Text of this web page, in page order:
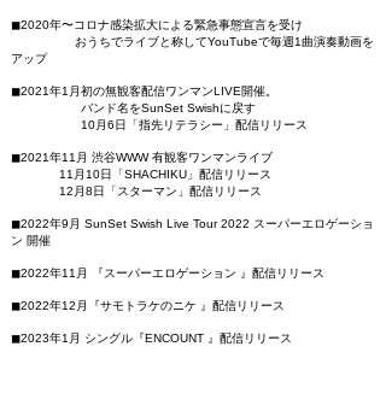
◼︎2020年〜コロナ感染拡大による緊急事態宣言を受け
おうちでライブと称してYouTubeで毎週1曲演奏動画を
アップ
◼︎2021年1月初の無観客配信ワンマンLIVE開催。
バンド名をSunSet Swishに戻す
10月6日「指先リテラシー」配信リリース
◼︎2021年11月 渋谷WWW 有観客ワンマンライブ
11月10日「SHACHIKU」配信リリース
12月8日「スターマン」配信リリース
◼︎2022年9月 SunSet Swish Live Tour 2022 スーパーエロゲーショ
ン 開催
◼︎2022年11月 『スーパーエロゲーション 』配信リリース
◼︎2022年12月『サモトラケのニケ 』配信リリース
◼︎2023年1月 シングル『ENCOUNT 』配信リリース